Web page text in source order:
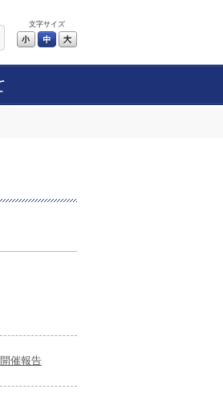
文字サイズ
小 中
開催報告